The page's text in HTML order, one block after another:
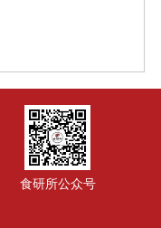
食研所公众号